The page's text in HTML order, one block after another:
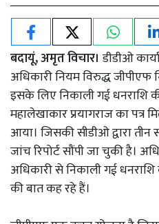
बदायूं, अमृत विचार। डीडीओ
अधिकारी नियम विरुद्ध जीपीएफ
इसके लिए निकाली गई धनराशि
महालेखाकार प्रयागराज का पत्र
आया। जिसकी सीडीओ द्वारा तीन
जांच रिपोर्ट सौंपी जा चुकी है।
अधिकारी से निकाली गई
की बात कह रहे हैं।